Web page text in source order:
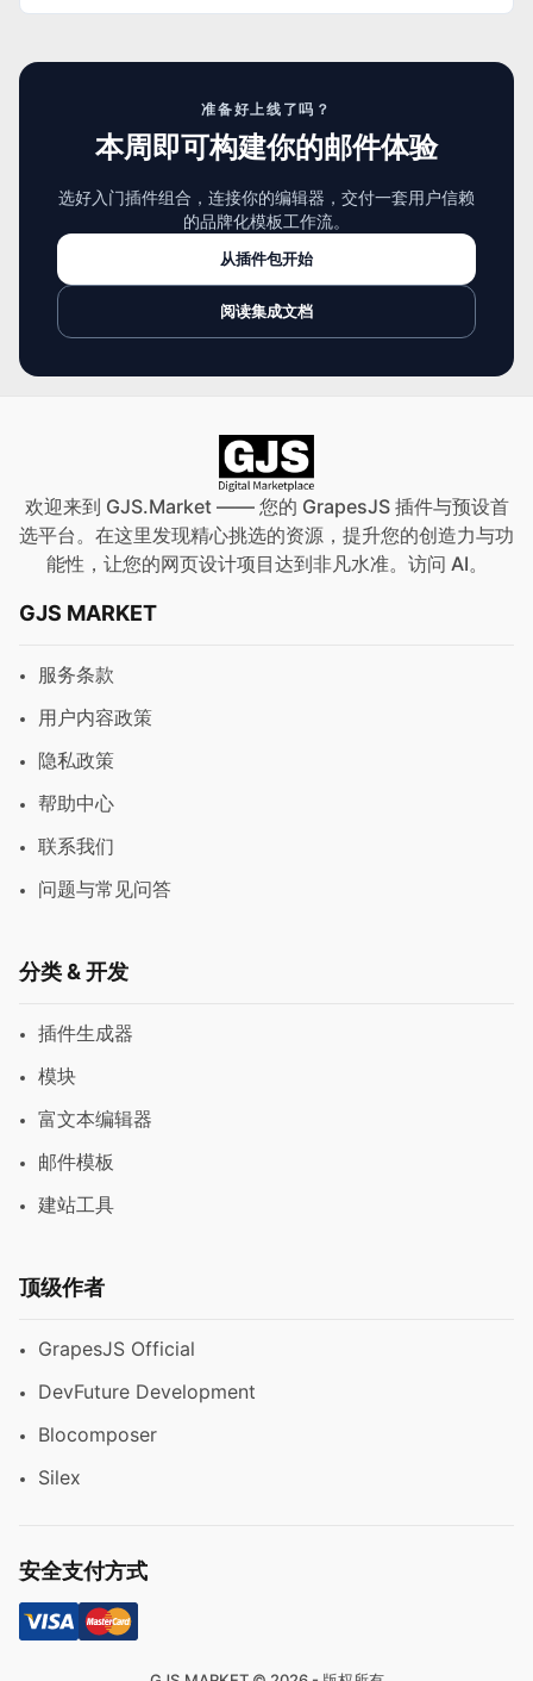
准备好上线了吗？
本周即可构建你的邮件体验
选好入门插件组合，连接你的编辑器，交付一套用户信赖
的品牌化模板工作流。
从插件包开始
阅读集成文档
欢迎来到 GJS.Market —— 您的 GrapesJS 插件与预设首
选平台。在这里发现精心挑选的资源，提升您的创造力与功
能性，让您的网页设计项目达到非凡水准。访问 AI。
GJS MARKET
服务条款
用户内容政策
隐私政策
帮助中心
联系我们
问题与常见问答
分类 & 开发
插件生成器
模块
富文本编辑器
邮件模板
建站工具
顶级作者
GrapesJS Official
DevFuture Development
Blocomposer
Silex
安全支付方式